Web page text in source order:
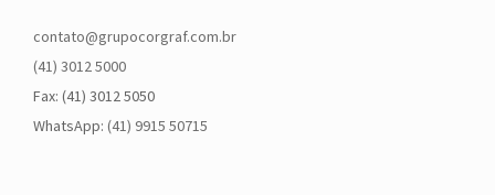
contato@grupocorgraf.com.br
(41) 3012 5000
Fax: (41) 3012 5050
WhatsApp: (41) 9915 50715